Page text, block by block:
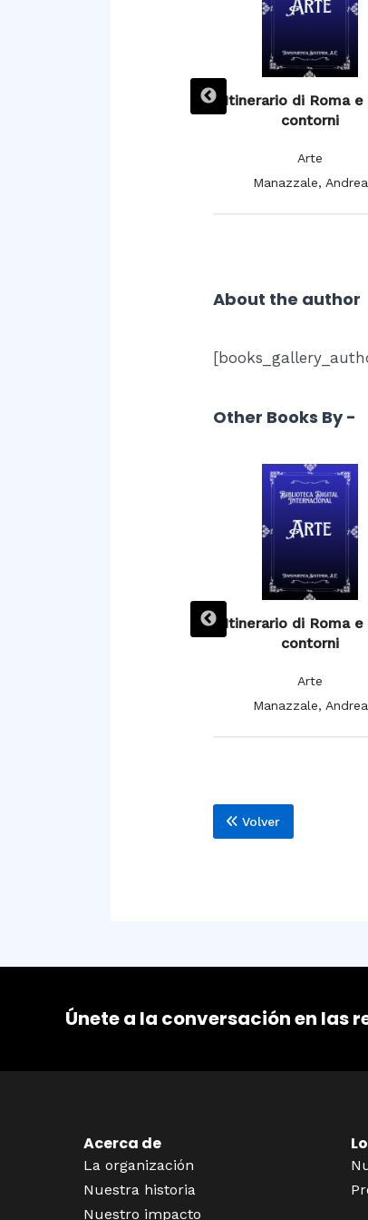
artistique et monumentale,
Itinerario di Roma e
contorni
Arte
Manazzale, Andrea
About the author
Other Books By -
artistique et monumentale,
Itinerario di Roma e
contorni
Arte
Manazzale, Andrea
Volver
Únete a la conversación en las
Acerca de
La organización
Nuestra historia
Nuestro impacto